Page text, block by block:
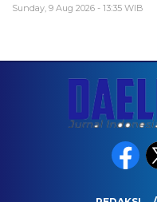
Sunday, 9 Aug 2026 - 13:35 WIB